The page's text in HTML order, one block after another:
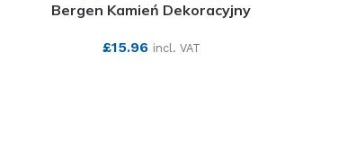
Bergen Kamień Dekoracyjny
£15.96 incl. VAT